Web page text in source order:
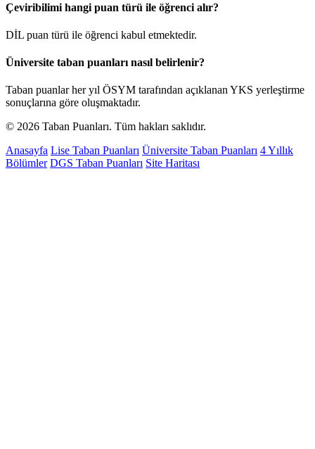
Çeviribilimi hangi puan türü ile öğrenci alır?
DİL puan türü ile öğrenci kabul etmektedir.
Üniversite taban puanları nasıl belirlenir?
Taban puanlar her yıl ÖSYM tarafından açıklanan YKS yerleştirme
sonuçlarına göre oluşmaktadır.
© 2026 Taban Puanları. Tüm hakları saklıdır.
Anasayfa Lise Taban Puanları Üniversite Taban Puanları 4 Yıllık
Bölümler DGS Taban Puanları Site Haritası